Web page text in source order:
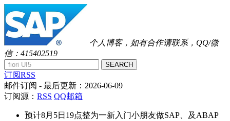
个人博客，如有合作请联系，QQ/微
信：415402519
SEARCH
订阅RSS
邮件订阅 - 最后更新： 2026-06-09
订阅源： RSS QQ邮箱
预计8月5日19点整为一新入门小朋友做SAP、及ABAP